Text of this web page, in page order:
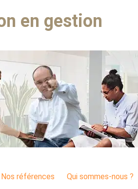
en gestion
Nos références Qui sommes-nous ?